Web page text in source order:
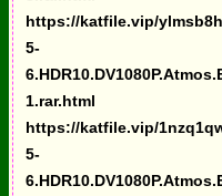
https://katfile.vip/
5-
1.rar.html
https://katfile.vip/
5-